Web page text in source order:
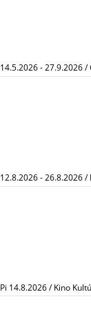
14.5.2026 - 27.9.2026
12.8.2026 - 26.8.2026
Pi 14.8.2026 / Kino